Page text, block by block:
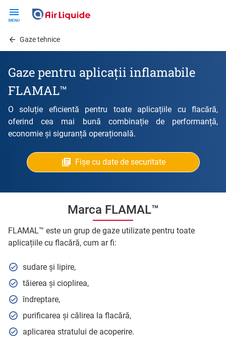
contentGaze tehnice
Gaze pentru aplicații inflamabile
FLAMAL™
O soluție eficientă pentru toate aplicațiile cu flacără,
oferind cea mai bună combinație de performanță,
economie și siguranță operațională.
Fișe cu date de securitate
Marca FLAMAL™
FLAMAL™ este un grup de gaze utilizate pentru toate
aplicațiile cu flacără, cum ar fi:
sudare și lipire,
tăierea și cioplirea,
îndreptare,
purificarea și călirea la flacără,
aplicarea stratului de acoperire.